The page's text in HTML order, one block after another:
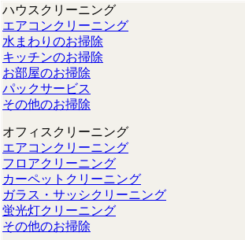
ハウスクリーニング
エアコンクリーニング
水まわりのお掃除
キッチンのお掃除
お部屋のお掃除
パックサービス
その他のお掃除
オフィスクリーニング
エアコンクリーニング
フロアクリーニング
カーペットクリーニング
ガラス・サッシクリーニング
蛍光灯クリーニング
その他のお掃除